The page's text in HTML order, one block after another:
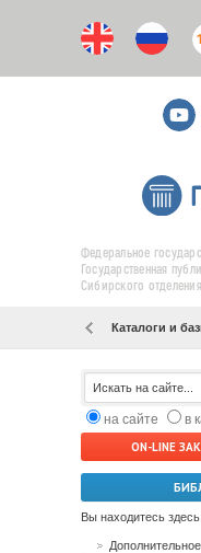
Федеральное
Государственная
Сибирского
Каталоги и
на сайте
в
ON-LINE
Вы находитесь здесь: